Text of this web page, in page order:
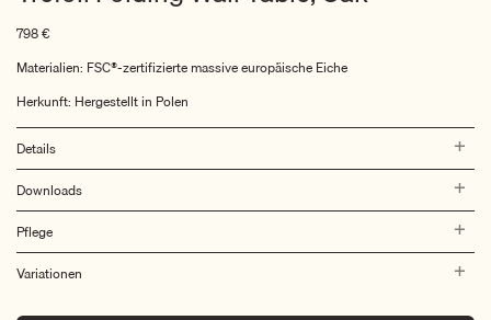
798€
Materialien: FSC®-zertifizierte massive europäische Eiche
Herkunft: Hergestellt in Polen
Details
Downloads
Pflege
Variationen